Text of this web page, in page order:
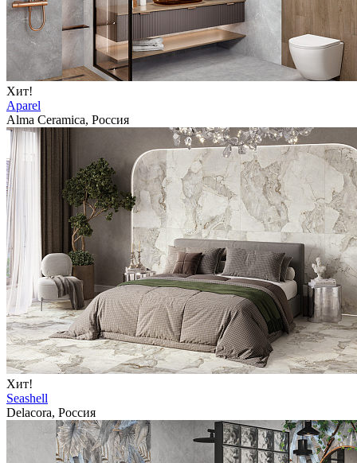
Хит!
Aparel
Alma Ceramica, Россия
Хит!
Seashell
Delacora, Россия